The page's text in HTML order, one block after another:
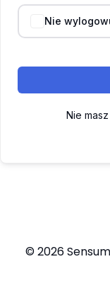
Nie
Nie
© 2026